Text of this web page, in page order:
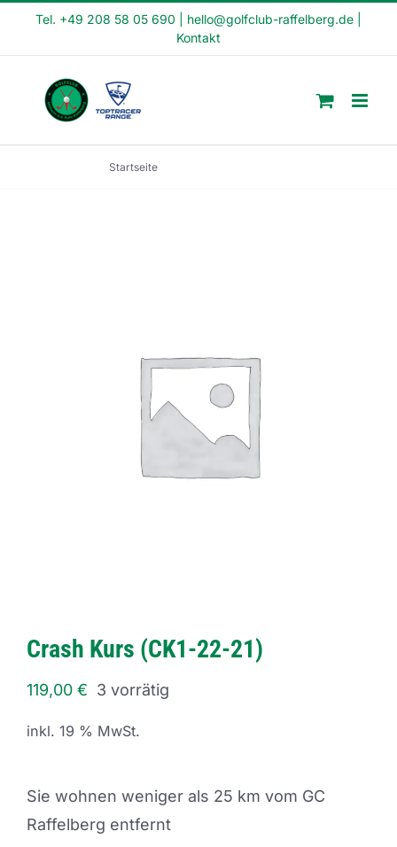
Tel. +49 208 58 05 690 hello@golfclub-raffelberg.de
Kontakt
Startseite
Crash Kurs (CK1-22-21)
119,00 € 3 vorrätig
inkl. 19 % MwSt.
Sie wohnen weniger als 25 km vom GC
Raffelberg entfernt